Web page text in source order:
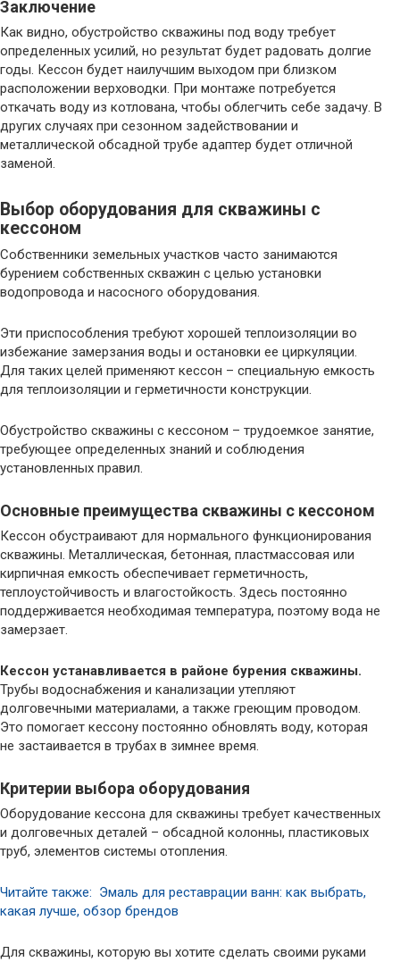
Заключение
Как видно, обустройство скважины под воду требует
определенных усилий, но результат будет радовать долгие
годы. Кессон будет наилучшим выходом при близком
расположении верховодки. При монтаже потребуется
откачать воду из котлована, чтобы облегчить себе задачу. В
других случаях при сезонном задействовании и
металлической обсадной трубе адаптер будет отличной
заменой.
Выбор оборудования для скважины с
кессоном
Собственники земельных участков часто занимаются
бурением собственных скважин с целью установки
водопровода и насосного оборудования.
Эти приспособления требуют хорошей теплоизоляции во
избежание замерзания воды и остановки ее циркуляции.
Для таких целей применяют кессон – специальную емкость
для теплоизоляции и герметичности конструкции.
Обустройство скважины с кессоном – трудоемкое занятие,
требующее определенных знаний и соблюдения
установленных правил.
Основные преимущества скважины с кессоном
Кессон обустраивают для нормального функционирования
скважины. Металлическая, бетонная, пластмассовая или
кирпичная емкость обеспечивает герметичность,
теплоустойчивость и влагостойкость. Здесь постоянно
поддерживается необходимая температура, поэтому вода не
замерзает.
Кессон устанавливается в районе бурения скважины.
Трубы водоснабжения и канализации утепляют
долговечными материалами, а также греющим проводом.
Это помогает кессону постоянно обновлять воду, которая
не застаивается в трубах в зимнее время.
Критерии выбора оборудования
Оборудование кессона для скважины требует качественных
и долговечных деталей – обсадной колонны, пластиковых
труб, элементов системы отопления.
Читайте также: Эмаль для реставрации ванн: как выбрать,
какая лучше, обзор брендов
Для скважины, которую вы хотите сделать своими руками